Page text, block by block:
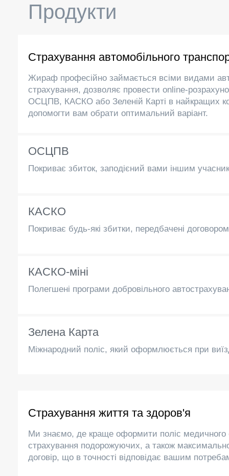
Продукти
Страхування автомобільного
Жираф професійно займається всіми видами
страхування, дозволяє провести online-
ОСЦПВ, КАСКО або Зеленій Карті в найкращих
допомогти вам обрати оптимальний варіант.
ОСЦПВ
Покриває збиток, заподієний вами іншим
КАСКО
Покриває будь-які збитки, передбачені
КАСКО-міні
Полегшені програми добровільного
Зелена Карта
Міжнародний поліс, який оформлюється при
Страхування життя та здоров'я
Ми знаємо, де краще оформити поліс медичного
страхування подорожуючих, а також
договір, що в точності відповідає вашим